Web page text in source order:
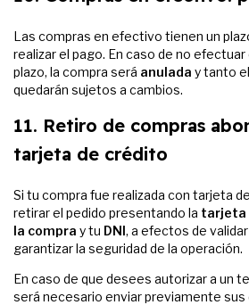
Las compras en efectivo tienen un
realizar el pago. En caso de no
plazo, la compra será anulada y tanto el
quedarán sujetos a cambios.
11. Retiro de compras
tarjeta de crédito
Si tu compra fue realizada con tarjeta
retirar el pedido presentando la tarjeta
la compra y tu DNI, a efectos de
garantizar la seguridad de la operación.
En caso de que desees autorizar a un
será necesario enviar previamente sus